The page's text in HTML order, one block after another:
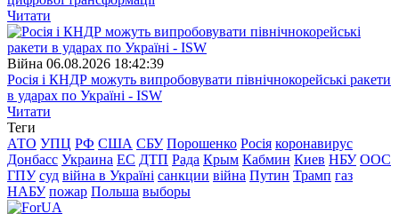
Читати
Війна 06.08.2026 18:42:39
Росія і КНДР можуть випробовувати північнокорейські ракети
в ударах по Україні - ISW
Читати
Теги
АТО УПЦ РФ США СБУ Порошенко Росія коронавирус
Донбасс Украина ЕС ДТП Рада Крым Кабмин Киев НБУ ООС
ГПУ суд війна в Україні санкции війна Путин Трамп газ
НАБУ пожар Польша выборы